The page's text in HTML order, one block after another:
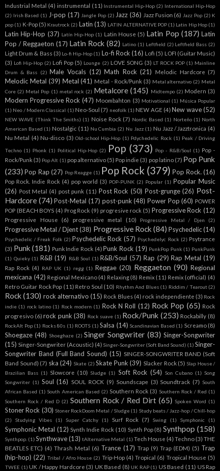
Industrial Metal (4) instrumental (11) Instrumental Hip-Hop (2) International Hip-Hop
(2) Irish Based (1) J-pop (17) Jangle Pop (2) Jazz (36) Jazz Fusion (6) Jazz Pop (2) K
pop (1) K-Pop (5) Krautrock (2) Latin (13) LATIN ALTERNATIVE POP (1) Latin Hip Hop (1)
Latin Hip-Hop (37) Latín Hip-Hop (1) Latin House (5) Latin Pop (187) Latin
Pop / Reggaeton (17) Latin Rock (82) Latino (1) Leftfield (2) Leftfield Bass (2)
Light Drum & Bass (3) Lo-fi Hip-Hop (1) Lo-fi Rock (16) Lofi (5) LOFI (Guitar Music)
(3) Lofi Hip-Hop (2) Lofi Pop (5) Lounge (2) LOVE SONG (3) LT ROCK POP (1) Mainline
Drum & Bass (2) Male Vocals (12) Math Rock (21) Melodic Hardcore (7)
Melodic Metal (39) Metal (41) Metal - Rock/Punk (3) Metal alternativo (2) Metal
Core (2) Metal Pop (1) metal rock (2) Metalcore (145) Midtempo (2) Modern (3)
Modern Progressive Rock (47) Moombahton (3) Motivational (1) Música Popular
(1) Neo / Modern Classical (1) Neo-Soul (7) neofolk (1) NEW AGE (4) New wave (52)
NEW WAVE (Think The Smiths) (1) Noise Rock (7) Nordic Based (1) Norteño (1) North
American Based (1) Nostalgic (11) Nu Cumbia (2) Nu Jazz (1) Nu Jazz / Jazztronica (4)
Nu Metal (4) Nu-disco (3) Old-school Hip-Hop (1) Pdychedelic Rock (1) Peak / Driving
Techno (1) Phonk (1) Political Hip-Hop (2) Pop (373) Pop - R&B/Soul (1) Pop -
Rock/Punk (3) Pop Alt (1) pop alternativo (5) Pop indie (3) pop latino (7) Pop Punk
(233) Pop Rap (27) Pop Reagge (1) Pop Rock (379) Pop Rock. (16)
Pop Rock. Indie Rock (4) pop world (3) POP-PUNK (2) Popular (1) Popular Music
(26) Post Metal (4) post punk (11) Post Rock (50) Post-grunge (26) Post-
Hardcore (74) Post-Metal (17) post-punk (48) Power Pop (60) POWER
POP (BEACH BOYS (4) Prog Rock (9) progresive rock (5) Progressive Rock (12)
Progressive House (6) progressive metal (10) Progressive Metal / Djen (2)
Progressive Metal / Djent (38) Progressive Rock (84) Psychedelic(14)
Psychedelic / Freak Folk (2) Psychedelic Rock (57) Psychedelyc Rock (2) Psytrance
(3) Punk (181) Punk Indie Rock (4) Punk Rock (19) PunkPop Punk (1) PunkPunk
(1) Quieky (1) R&B (19) R&B Soul (1) R&B/Soul (57) Rap (29) Rap Metal (19)
Rap Rock (4) RAP UK (1) regg (1) Reggae (20) Reggaeton (90) Regional
mexicana (42) Regional Mexicano (4) Relaxing (8) Remix (11) Remix (official) (4)
Retro Guitar Rock Pop (11) Retro Soul (10) Rhythm And Blues (1) Riddim / Tearout (2)
Rock (130) rock alternativo (15) Rock Blues (4) rock independiente (3) Rock
indie (1) rock latino (1) Rock modern (1) Rock N Roll (12) Rock Pop (65) Rock
progresivo (6) rock punk (38) Rock suave (1) Rock/Punk (253) Rockabilly (8)
RockAlt Pop (1) Rocks 80s (1) ROOTS (1) Salsa (14) Scandinavian Based (1) Screamo (8)
Shoegaze (48) Shoeghaze (2) Singer Songwriter (83) Singer-Songwriter
(15) Singer-Songwriter (Acoustic) (4) Singer-Songwriter (Soft Band Sound) (1) Singer-
Songwriter Band (Full Band Sound) (15) SINGER-SONGWRITER BAND (Soft
Band Sound) (7) ska (24) Skate (2) Skate Punk (39) Slacker Rock (5) Slap House /
Brazilian Bass (1) Slowcore (10) Sludge (1) Soft Rock (54) Son Cubano (1) Song
Songwriter (1) Soul (16) SOUL ROCK (9) Soundscape (3) Soundtrack (7) South
African Based (1) South American Based (2) Southern Rock (3) Southern Rock / Red (1)
Southern Rock / Red D (2) Southern Rock / Red Dirt (65) Spoken Word (1)
Stoner Rock (30) Stoner RockDoom Metal / Sludge (1) Study beats / Jazz-hop / Chill-hop
(2)
Studying Vibes (1) Super Catchy (1) Surf Rock (7) Swing (1) Symphonic (1)
Symphonic Metal (12) Synth Indie Rock (10) Synth Pop (8) Synthpop (158)
Synthpop. (1) Synthwave (13) tAlternative Metal (1) Tech House (4) Techno (3) THE
BEATLES ETC) (4) Thrash Metal (6) Trance (17) Trap (9) Trap (EDM) (5) Trap
(hip-hop) (22) Tribal / Afro House (2) Trip-Hop (4) Tropical (6) Tropical House (5)
TWEE (1) UK / Happy Hardcore (3) UK Based (8) UK RAP (1) US Based (11) US Rap